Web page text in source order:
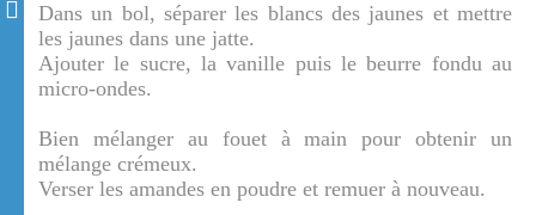
Dans un bol, séparer les blancs des jaunes et mettre
les jaunes dans une jatte.
Ajouter le sucre, la vanille puis le beurre fondu au
micro-ondes.
Bien mélanger au fouet à main pour obtenir un
mélange crémeux.
Verser les amandes en poudre et remuer à nouveau.